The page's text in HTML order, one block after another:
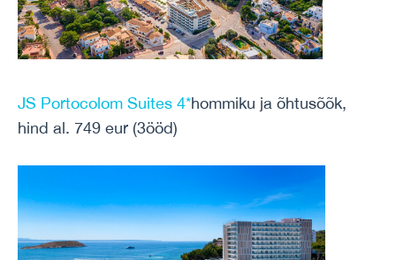
JS Portocolom Suites 4*hommiku ja õhtusõõk,
hind al. 749 eur (3ööd)